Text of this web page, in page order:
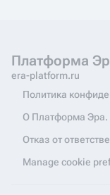
Платформа
era-platform.ru
Политика
О Платформа Эра.
Отказ от
Manage cookie